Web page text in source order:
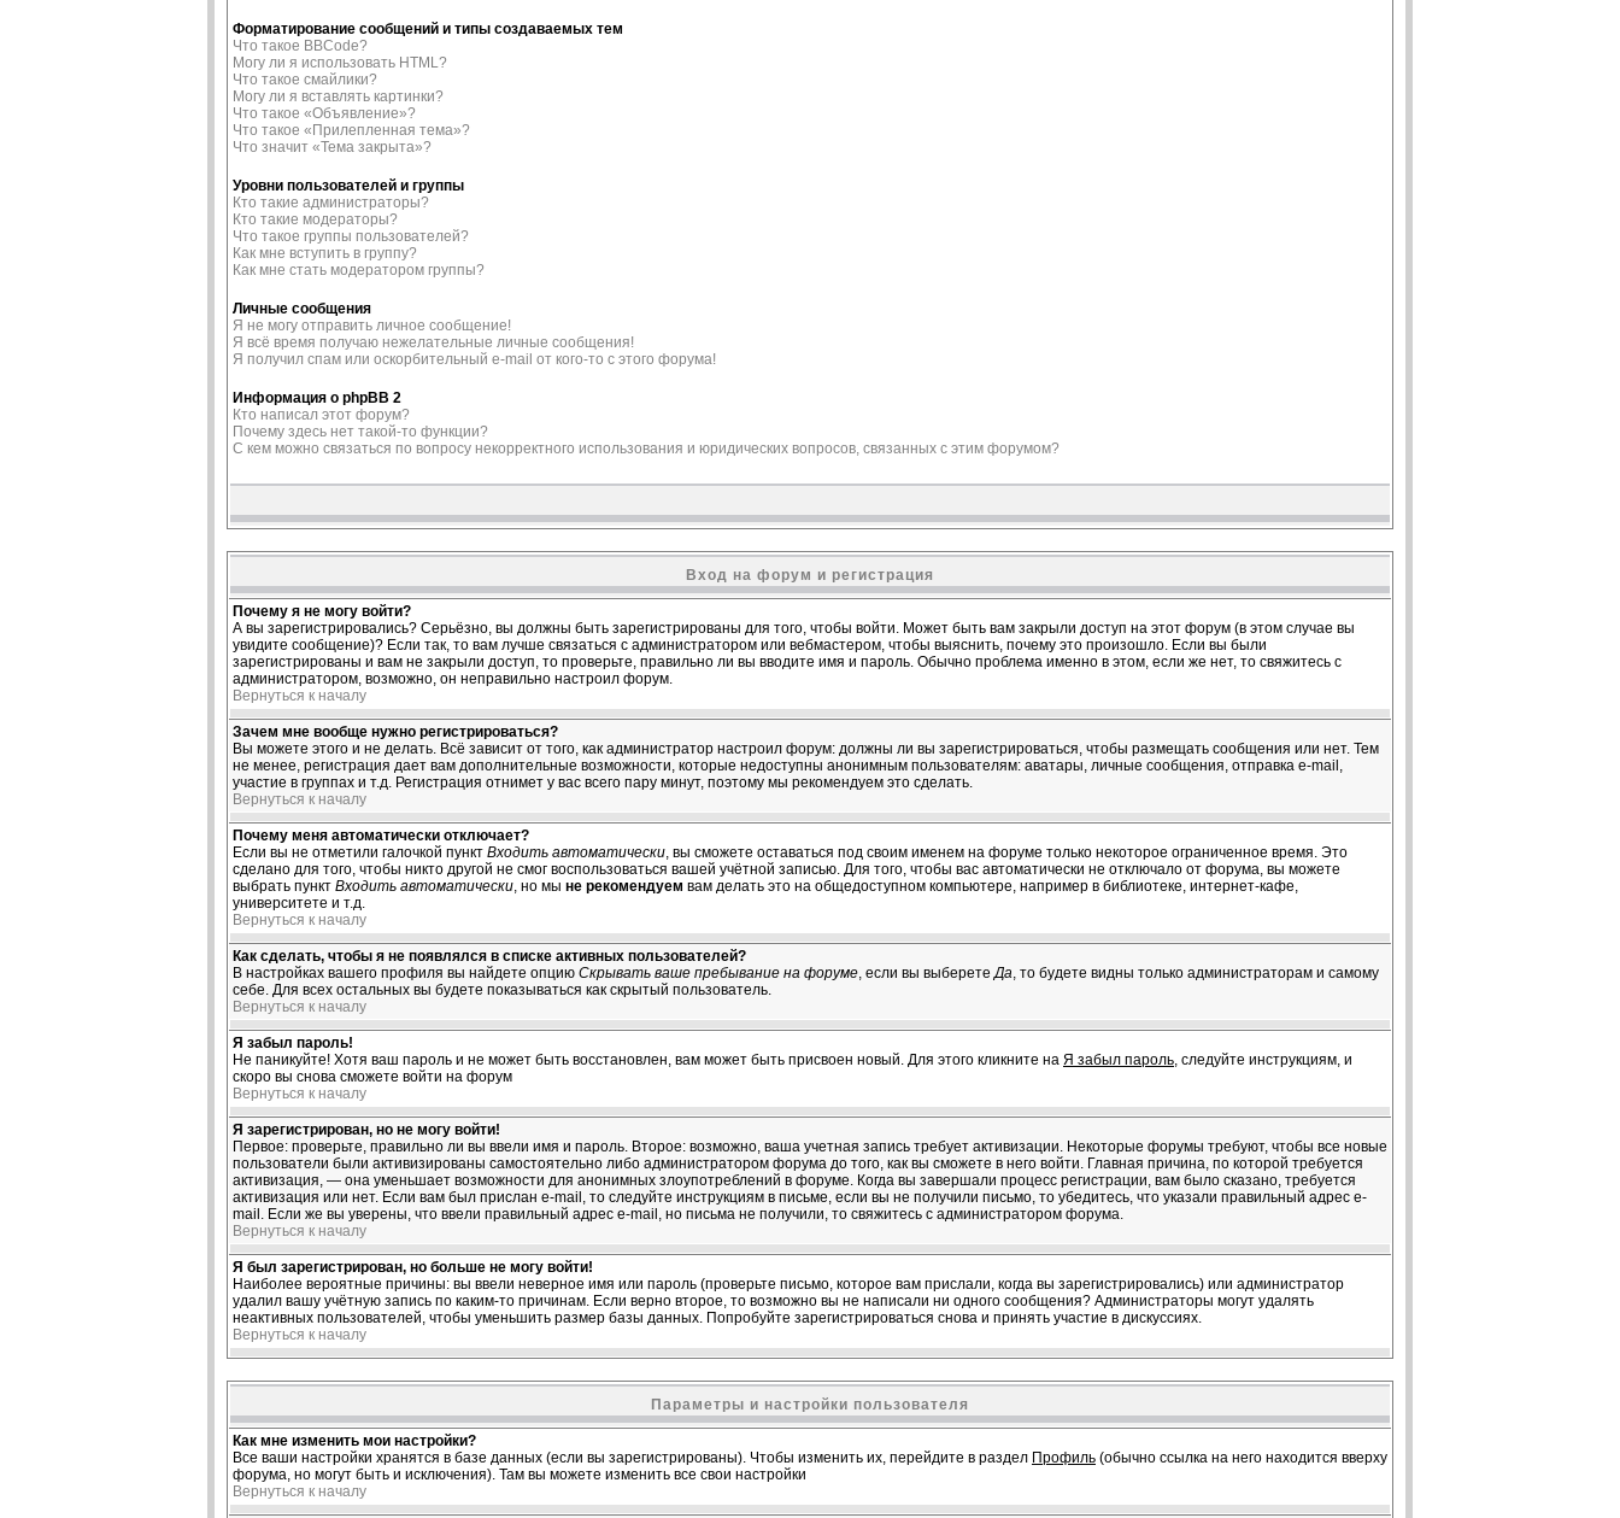
Форматирование сообщений и типы создаваемых тем
Что такое BBCode?
Могу ли я использовать HTML?
Что такое смайлики?
Могу ли я вставлять картинки?
Что такое «Объявление»?
Что такое «Прилепленная тема»?
Что значит «Тема закрыта»?
Уровни пользователей и группы
Кто такие администраторы?
Кто такие модераторы?
Что такое группы пользователей?
Как мне вступить в группу?
Как мне стать модератором группы?
Личные сообщения
Я не могу отправить личное сообщение!
Я всё время получаю нежелательные личные сообщения!
Я получил спам или оскорбительный e-mail от кого-то с этого форума!
Информация о phpBB 2
Кто написал этот форум?
Почему здесь нет такой-то функции?
С кем можно связаться по вопросу некорректного использования и юридических вопросов, связанных с этим форумом?
Вход на форум и регистрация
Почему я не могу войти?
А вы зарегистрировались? Серьёзно, вы должны быть зарегистрированы для того, чтобы войти. Может быть вам закрыли доступ на этот форум (в этом случае вы
увидите сообщение)? Если так, то вам лучше связаться с администратором или вебмастером, чтобы выяснить, почему это произошло. Если вы были
зарегистрированы и вам не закрыли доступ, то проверьте, правильно ли вы вводите имя и пароль. Обычно проблема именно в этом, если же нет, то свяжитесь с
администратором, возможно, он неправильно настроил форум.
Вернуться к началу
Зачем мне вообще нужно регистрироваться?
Вы можете этого и не делать. Всё зависит от того, как администратор настроил форум: должны ли вы зарегистрироваться, чтобы размещать сообщения или нет. Тем
не менее, регистрация дает вам дополнительные возможности, которые недоступны анонимным пользователям: аватары, личные сообщения, отправка e-mail,
участие в группах и т.д. Регистрация отнимет у вас всего пару минут, поэтому мы рекомендуем это сделать.
Вернуться к началу
Почему меня автоматически отключает?
Если вы не отметили галочкой пункт Входить автоматически, вы сможете оставаться под своим именем на форуме только некоторое ограниченное время. Это
сделано для того, чтобы никто другой не смог воспользоваться вашей учётной записью. Для того, чтобы вас автоматически не отключало от форума, вы можете
выбрать пункт Входить автоматически, но мы не рекомендуем вам делать это на общедоступном компьютере, например в библиотеке, интернет-кафе,
университете и т.д.
Вернуться к началу
Как сделать, чтобы я не появлялся в списке активных пользователей?
В настройках вашего профиля вы найдете опцию Скрывать ваше пребывание на форуме, если вы выберетеДа, то будете видны только администраторам и самому
себе. Для всех остальных вы будете показываться как скрытый пользователь.
Вернуться к началу
Я забыл пароль!
Не паникуйте! Хотя ваш пароль и не может быть восстановлен, вам может быть присвоен новый. Для этого кликните на Я забыл пароль, следуйте инструкциям, и
скоро вы снова сможете войти на форум
Вернуться к началу
Я зарегистрирован, но не могу войти!
Первое: проверьте, правильно ли вы ввели имя и пароль. Второе: возможно, ваша учетная запись требует активизации. Некоторые форумы требуют, чтобы все новые
пользователи были активизированы самостоятельно либо администратором форума до того, как вы сможете в него войти. Главная причина, по которой требуется
активизация, — она уменьшает возможности для анонимных злоупотреблений в форуме. Когда вы завершали процесс регистрации, вам было сказано, требуется
активизация или нет. Если вам был прислан e-mail, то следуйте инструкциям в письме, если вы не получили письмо, то убедитесь, что указали правильный адрес e-
mail. Если же вы уверены, что ввели правильный адрес e-mail, но письма не получили, то свяжитесь с администратором форума.
Вернуться к началу
Я был зарегистрирован, но больше не могу войти!
Наиболее вероятные причины: вы ввели неверное имя или пароль (проверьте письмо, которое вам прислали, когда вы зарегистрировались) или администратор
удалил вашу учётную запись по каким-то причинам. Если верно второе, то возможно вы не написали ни одного сообщения? Администраторы могут удалять
неактивных пользователей, чтобы уменьшить размер базы данных. Попробуйте зарегистрироваться снова и принять участие в дискуссиях.
Вернуться к началу
Параметры и настройки пользователя
Как мне изменить мои настройки?
Все ваши настройки хранятся в базе данных (если вы зарегистрированы). Чтобы изменить их, перейдите в раздел Профиль (обычно ссылка на него находится вверху
форума, но могут быть и исключения). Там вы можете изменить все свои настройки
Вернуться к началу